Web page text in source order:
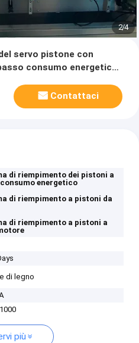
2/4
servo pistone con
consumo energetico
Contattaci
di riempimento dei pistoni a
energetico
di riempimento a pistoni da
di riempimento a pistoni a
di legno
più